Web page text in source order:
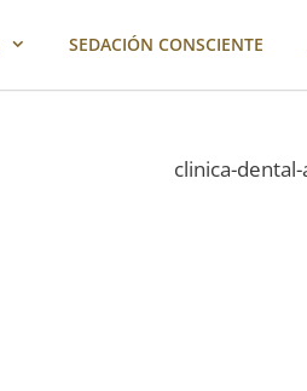
SEDACIÓN CONSCIENTE